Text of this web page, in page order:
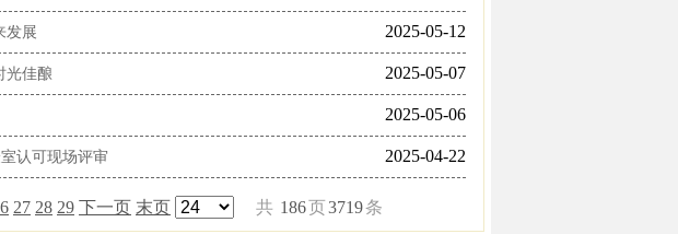
发展 2025-05-12
光佳酿 2025-05-07
2025-05-06
认可现场评审 2025-04-22
27 28 29 下一页 末页 共 186页3719条